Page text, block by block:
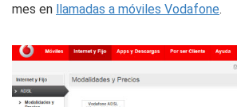
mes en llamadas a móviles Vodafone.